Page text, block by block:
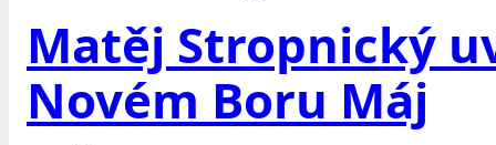
Matěj Stropnický
Novém Boru Máj